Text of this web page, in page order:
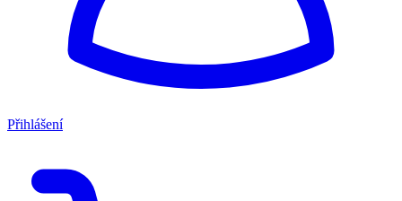
Přihlášení